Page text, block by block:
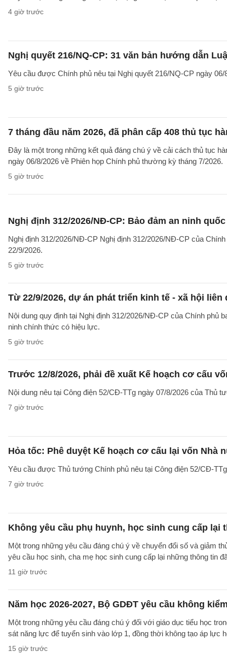
4 giờ trước
Nghị quyết 216/NQ-CP: 31 văn bản hướng dẫn
Yêu cầu được Chính phủ nêu tại Nghị quyết 216/NQ-CP ngày
5 giờ trước
7 tháng đầu năm 2026, đã phân cấp 408 thủ tục
Đây là một trong những kết quả đáng chú ý về cải cách thủ tục
ngày 06/8/2026 về Phiên họp Chính phủ thường kỳ tháng 7/2026.
5 giờ trước
Nghị định 312/2026/NĐ-CP: Bảo đảm an ninh
Nghị định 312/2026/NĐ-CP Nghị định 312/2026/NĐ-CP của
22/9/2026.
5 giờ trước
Từ 22/9/2026, dự án phát triển kinh tế - xã hội
Nội dung quy định tại Nghị định 312/2026/NĐ-CP của Chính phủ
ninh chính thức có hiệu lực.
5 giờ trước
Trước 12/8/2026, phải đề xuất Kế hoạch cơ cấu
Nội dung nêu tại Công điện 52/CĐ-TTg ngày 07/8/2026 của Thủ
7 giờ trước
Hỏa tốc: Phê duyệt Kế hoạch cơ cấu lại vốn Nhà
Yêu cầu được Thủ tướng Chính phủ nêu tại Công điện 52/CĐ-
7 giờ trước
Không yêu cầu phụ huynh, học sinh cung cấp lại
Một trong những yêu cầu đáng chú ý về chuyển đổi số và giảm
yêu cầu học sinh, cha mẹ học sinh cung cấp lại những thông tin
11 giờ trước
Năm học 2026-2027, Bộ GDĐT yêu cầu không
Một trong những yêu cầu đáng chú ý đối với giáo dục tiểu học
sát năng lực để tuyển sinh vào lớp 1, đồng thời không tạo áp
15 giờ trước